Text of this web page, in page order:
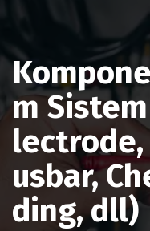
m
lectrode,
usbar,
ding, dll)